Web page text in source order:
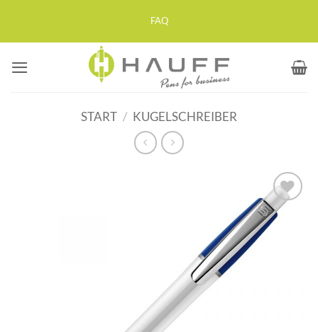
springen
FAQ
START / KUGELSCHREIBER
Auf die
Merkliste